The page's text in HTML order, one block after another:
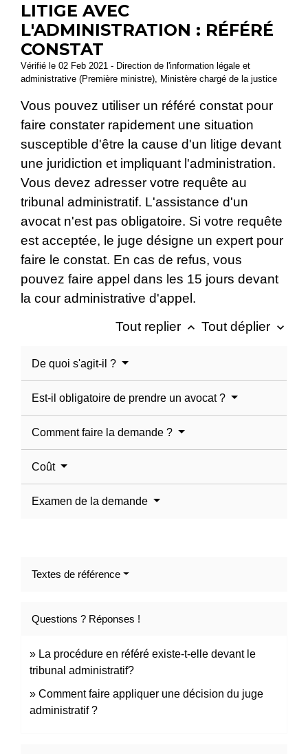
LITIGE AVEC
L'ADMINISTRATION : RÉFÉRÉ
CONSTAT
Vérifié le 02 Feb 2021 - Direction de l'information légale et
administrative (Première ministre), Ministère chargé de la justice
Vous pouvez utiliser un référé constat pour
faire constater rapidement une situation
susceptible d'être la cause d'un litige devant
une juridiction et impliquant l'administration.
Vous devez adresser votre requête au
tribunal administratif. L'assistance d'un
avocat n'est pas obligatoire. Si votre requête
est acceptée, le juge désigne un expert pour
faire le constat. En cas de refus, vous
pouvez faire appel dans les 15 jours devant
la cour administrative d'appel.
Tout replier keyboard_arrow_up Tout déplier keyboard_arrow_down
De quoi s'agit-il ?
Est-il obligatoire de prendre un avocat ?
Comment faire la demande ?
Coût
Examen de la demande
Textes de référence
Questions ? Réponses !
La procédure en référé existe-t-elle devant le
tribunal administratif?
Comment faire appliquer une décision du juge
administratif ?